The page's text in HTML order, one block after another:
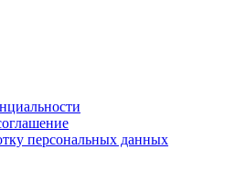
персональных данных